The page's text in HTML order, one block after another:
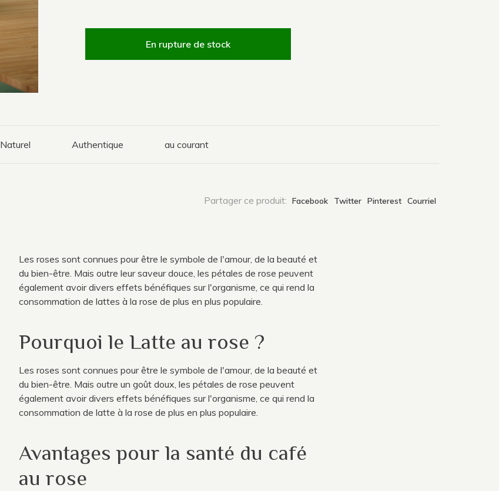
En rupture de stock
Naturel Authentique au courant
Partager ce produit: Facebook Twitter Pinterest Courriel
Les roses sont connues pour être le symbole de l'amour, de la beauté et
du bien-être. Mais outre leur saveur douce, les pétales de rose peuvent
également avoir divers effets bénéfiques sur l'organisme, ce qui rend la
consommation de lattes à la rose de plus en plus populaire.
Pourquoi le Latte au rose ?
Les roses sont connues pour être le symbole de l'amour, de la beauté et
du bien-être. Mais outre un goût doux, les pétales de rose peuvent
également avoir divers effets bénéfiques sur l'organisme, ce qui rend la
consommation de latte à la rose de plus en plus populaire.
Avantages pour la santé du café
au rose